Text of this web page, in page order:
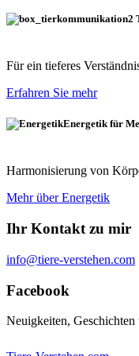
Für ein tieferes
Erfahren Sie mehr
Energetik für
Harmonisierung von
Mehr über Energetik
Ihr Kontakt zu mir
info@tiere-verstehen.com
Facebook
Neuigkeiten,